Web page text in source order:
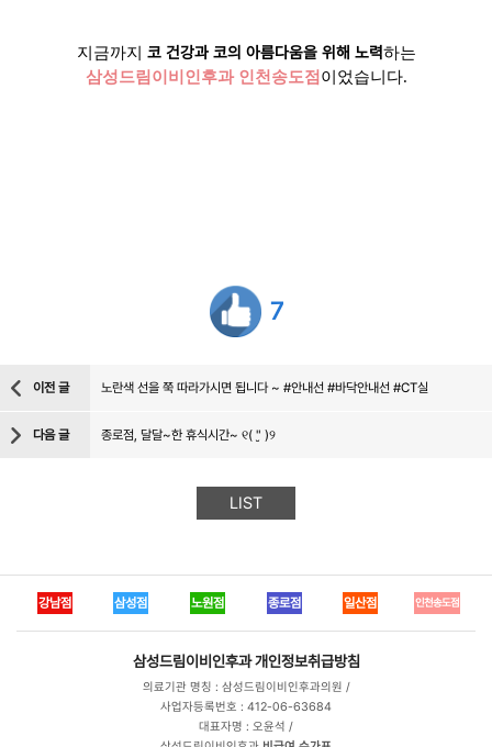
지금까지 코 건강과 코의 아름다움을 위해 노력하는
삼성드림이비인후과 인천송도점 이었습니다.
7
이전 글 노란색 선을 쭉 따라가시면 됩니다 ~ #안내선 #바닥안내선 #CT실
다음 글 종로점, 달달~한 휴식시간~ ୧( "̮ )୨
LIST
강남점 삼성점 노원점 종로점 일산점 인천송도점
삼성드림이비인후과 개인정보취급방침
의료기관 명칭 : 삼성드림이비인후과의원 /
사업자등록번호 : 412-06-63684
대표자명 : 오윤석 /